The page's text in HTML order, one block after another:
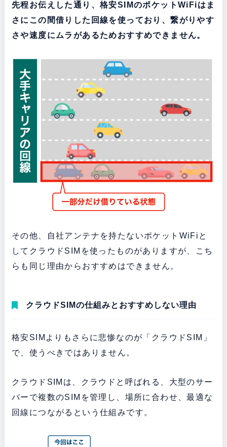
先程お伝えした通り、格安SIMのポケットWiFiはま
さにこの間借りした回線を使っており、繋がりやす
さや速度にムラがあるためおすすめできません。
その他、自社アンテナを持たないポケットWiFiと
してクラウドSIMを使ったものがありますが、こち
らも同じ理由からおすすめはできません。
クラウドSIMの仕組みとおすすめしない理由
格安SIMよりもさらに悲惨なのが「クラウドSIM」
で、使うべきではありません。
クラウドSIMは、クラウドと呼ばれる、大型のサー
バーで複数のSIMを管理し、場所に合わせ、最適な
回線につながるという仕組みです。